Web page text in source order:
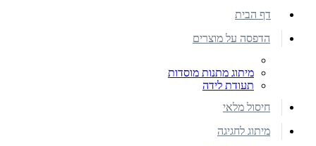
דף הבית
הדפסה על מוצרים
מיתוג מתנות מוסדות
תעודת לידה
חיסול מלאי
מיתוג לחגיגה